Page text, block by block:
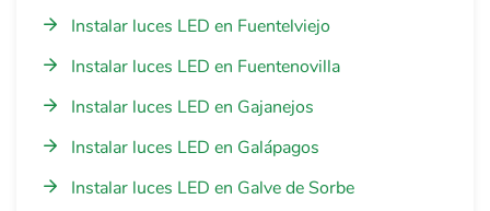
Instalar luces LED en Fuentelviejo
Instalar luces LED en Fuentenovilla
Instalar luces LED en Gajanejos
Instalar luces LED en Galápagos
Instalar luces LED en Galve de Sorbe